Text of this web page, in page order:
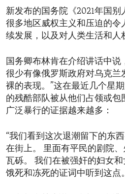
新发布的国务院《2021年国
很多地区威权主义和压迫的令
续发展，以及对人类生活和人
国务卿布林肯在介绍讲话中说
很少有像俄罗斯政府对乌克兰
裸的表现。”这在最近几个星
的残酷部队被从他们占领或包
广泛暴行的证据越来越多：
“我们看到这次退潮留下的东
在街上。 里面有平民的剧院
瓦砾。 我们在被强奸的妇女
饿死和冻死的证词中听到这点